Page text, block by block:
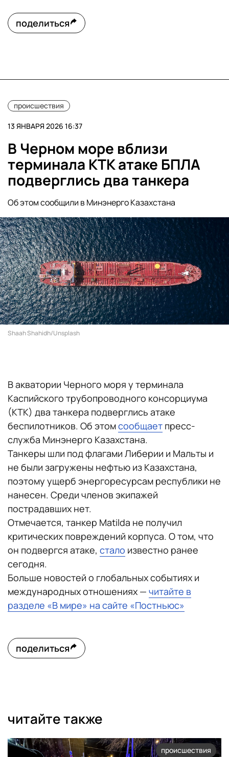
поделиться
происшествия
13 ЯНВАРЯ 2026 16:37
В Черном море вблизи
терминала КТК атаке БПЛА
подверглись два танкера
Об этом сообщили в Минэнерго Казахстана
Shaah Shahidh/Unsplash
В акватории Черного моря у терминала
Каспийского трубопроводного консорциума
(КТК) два танкера подверглись атаке
беспилотников. Об этомсообщает пресс-
служба Минэнерго Казахстана.
Танкеры шли под флагами Либерии и Мальты и
не были загружены нефтью из Казахстана,
поэтому ущерб энергоресурсам республики не
нанесен. Среди членов экипажей
пострадавших нет.
Отмечается, танкер Matilda не получил
критических повреждений корпуса. О том, что
он подвергся атаке, стало известно ранее
сегодня.
Больше новостей о глобальных событиях и
международных отношениях — читайте в
разделе «В мире» на сайте «Постньюс»
поделиться
читайте также
происшествия